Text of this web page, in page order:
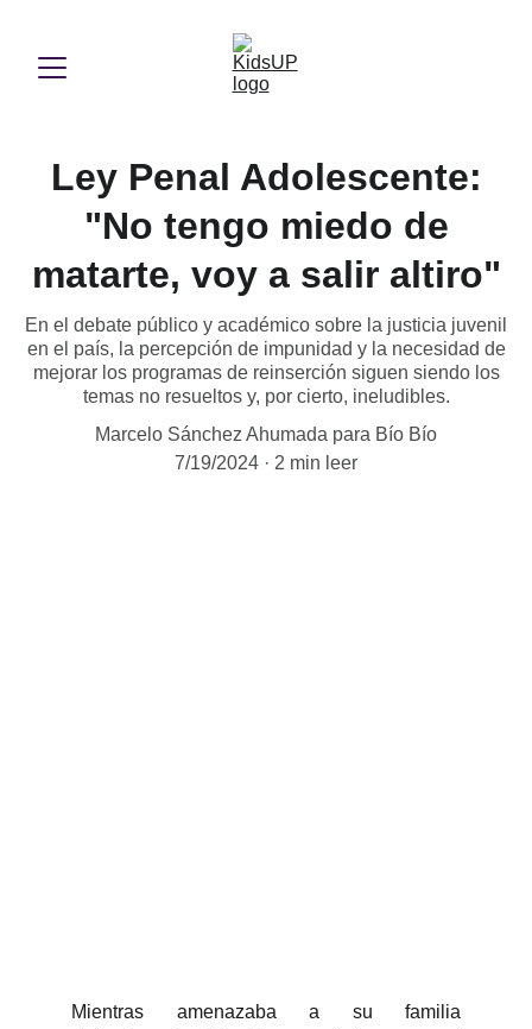
Ley Penal Adolescente:
"No tengo miedo de
matarte, voy a salir altiro"
En el debate público y académico sobre la justicia juvenil
en el país, la percepción de impunidad y la necesidad de
mejorar los programas de reinserción siguen siendo los
temas no resueltos y, por cierto, ineludibles.
Marcelo Sánchez Ahumada para Bío Bío
7/19/2024
2 min leer
Mientras amenazaba a su familia